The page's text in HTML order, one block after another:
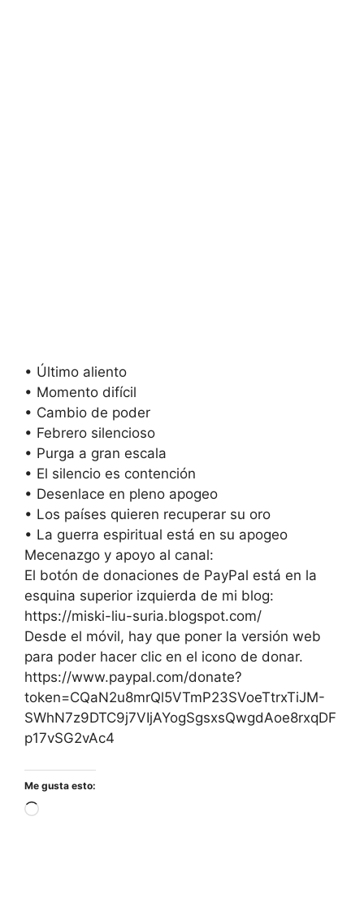
• Último aliento
• Momento difícil
• Cambio de poder
• Febrero silencioso
• Purga a gran escala
• El silencio es contención
• Desenlace en pleno apogeo
• Los países quieren recuperar su oro
• La guerra espiritual está en su apogeo
Mecenazgo y apoyo al canal:
El botón de donaciones de PayPal está en la
esquina superior izquierda de mi blog:
https://miski-liu-suria.blogspot.com/
Desde el móvil, hay que poner la versión web
para poder hacer clic en el icono de donar.
https://www.paypal.com/donate?
token=CQaN2u8mrQl5VTmP23SVoeTtrxTiJM-
SWhN7z9DTC9j7VIjAYogSgsxsQwgdAoe8rxqDF
p17vSG2vAc4
Me gusta esto:
Cargando...